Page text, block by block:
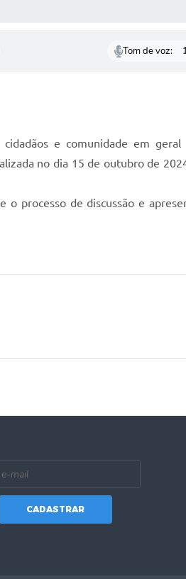
Tom de voz:
e comunidade em
no dia 15 de outubro de
processo de discussão e
CADASTRAR